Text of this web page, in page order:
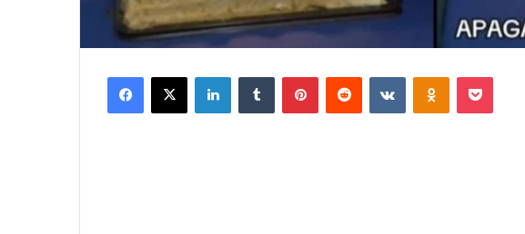
Facebook
X LinkedInTumblr PinterestReddit VKontakteOdnoklassniki
Pocket